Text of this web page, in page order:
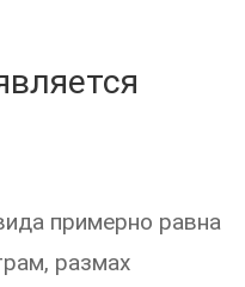
примерно равна
размах